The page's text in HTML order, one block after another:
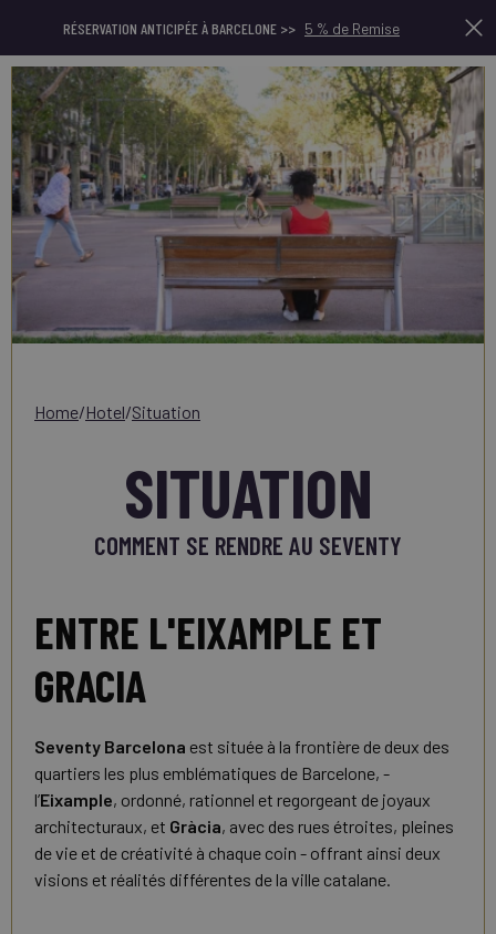
RÉSERVATION ANTICIPÉE À BARCELONE >> 5 % de Remise
home/ hotel/ situation
SITUATION
COMMENT SE RENDRE AU SEVENTY
ENTRE L'EIXAMPLE ET
GRACIA
Seventy Barcelona est située à la frontière de deux des
quartiers les plus emblématiques de Barcelone, -
l’Eixample, ordonné, rationnel et regorgeant de joyaux
architecturaux, et Gràcia, avec des rues étroites, pleines
de vie et de créativité à chaque coin - offrant ainsi deux
visions et réalités différentes de la ville catalane.